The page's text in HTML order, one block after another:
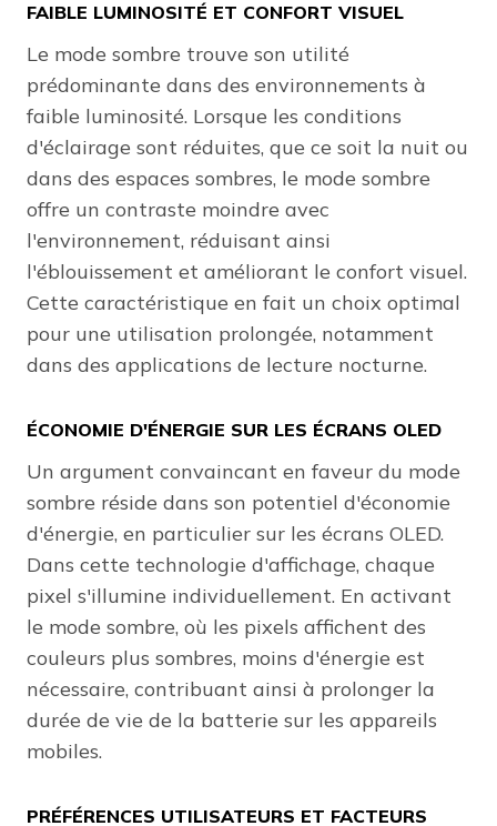
FAIBLE LUMINOSITÉ ET CONFORT VISUEL
Le mode sombre trouve son utilité
prédominante dans des environnements à
faible luminosité. Lorsque les conditions
d'éclairage sont réduites, que ce soit la nuit ou
dans des espaces sombres, le mode sombre
offre un contraste moindre avec
l'environnement, réduisant ainsi
l'éblouissement et améliorant le confort visuel.
Cette caractéristique en fait un choix optimal
pour une utilisation prolongée, notamment
dans des applications de lecture nocturne.
ÉCONOMIE D'ÉNERGIE SUR LES ÉCRANS OLED
Un argument convaincant en faveur du mode
sombre réside dans son potentiel d'économie
d'énergie, en particulier sur les écrans OLED.
Dans cette technologie d'affichage, chaque
pixel s'illumine individuellement. En activant
le mode sombre, où les pixels affichent des
couleurs plus sombres, moins d'énergie est
nécessaire, contribuant ainsi à prolonger la
durée de vie de la batterie sur les appareils
mobiles.
PRÉFÉRENCES UTILISATEURS ET FACTEURS